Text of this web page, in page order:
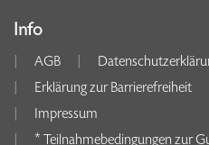
Info
AGB
Erklärung zur Barrierefreiheit
Impressum
* Teilnahmebedingungen zur